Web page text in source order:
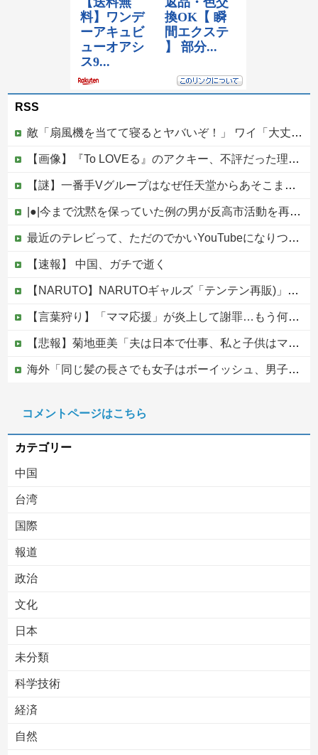
RSS
敵「扇風機を当てて寝るとヤバいぞ！」 ワイ「大丈夫やろｗｗｗ」扇風機ポチー
【画像】『To LOVEる』のアクキー、不評だった理由が明確すぎる
【謎】一番手Vグループはなぜ任天堂からあそこまで寵愛されるんだ？
|●|今まで沈黙を保っていた例の男が反高市活動を再開した模様、財務省を手を組んでの返り咲きが狙いか？
最近のテレビって、ただのでかいYouTubeになりつつあるよな他
【速報】 中国、ガチで逝く
【NARUTO】NARUTOギャルズ「テンテン再販)」フィギュア【明日予約開始】
【言葉狩り】「ママ応援」が炎上して謝罪…もう何も言えない
【悲報】菊地亜美「夫は日本で仕事、私と子供はマレーシア、夫は毎月会いに来る」←これどう思う？
海外「同じ髪の長さでも女子はボーイッシュ、男子は女っぽい扱いになる」呼び名が逆転する境界線あるある…？
【移民政策反対】イオンの売り場で唐揚げを食う中国人の子供
コメントページはこちら
カテゴリー
中国
台湾
国際
報道
政治
文化
日本
未分類
科学技術
経済
自然